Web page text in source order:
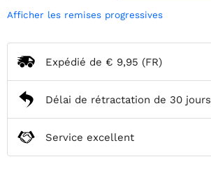
Afficher les remises progressives
Expédié de € 9,95 (FR)
Délai de rétractation de 30 jours
Service excellent